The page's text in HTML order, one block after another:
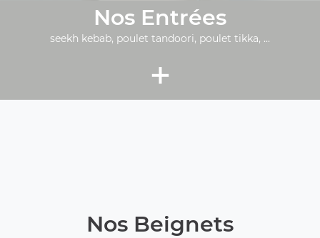
Nos Entrées
seekh kebab, poulet tandoori, poulet tikka, ...
+
Nos Beignets